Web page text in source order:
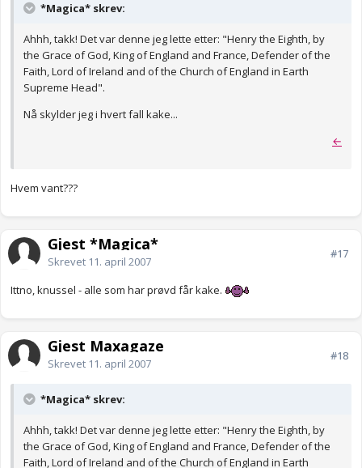
*Magica* skrev:
Ahhh, takk! Det var denne jeg lette etter: "Henry the Eighth, by
the Grace of God, King of England and France, Defender of the
Faith, Lord of Ireland and of the Church of England in Earth
Supreme Head".
Nå skylder jeg i hvert fall kake...
←
Hvem vant???
Gjest *Magica*
Skrevet 11. april 2007
#17
Ittno, knussel - alle som har prøvd får kake.
Gjest Maxagaze
Skrevet 11. april 2007
#18
*Magica* skrev:
Ahhh, takk! Det var denne jeg lette etter: "Henry the Eighth, by
the Grace of God, King of England and France, Defender of the
Faith, Lord of Ireland and of the Church of England in Earth